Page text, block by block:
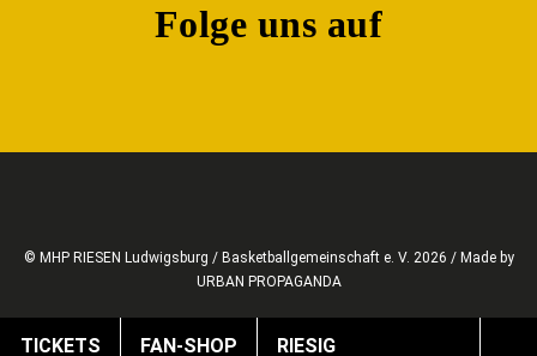
Folge uns auf
© MHP RIESEN Ludwigsburg / Basketballgemeinschaft e. V. 2026 / Made by
URBAN PROPAGANDA
TICKETS FAN-SHOP RIESIG